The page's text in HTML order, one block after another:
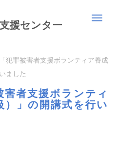
援センター
N
a
t
犯罪被害者支援ボランティア養成
ました
害者支援ボランティ
）」の開講式を行い